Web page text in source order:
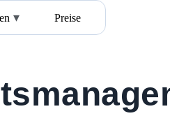
Preise